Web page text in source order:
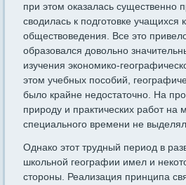
при этом оказалась существенно
сводилась к подготовке учащихся
обществоведения. Все это
образовался довольно
изучения экономико-
этом учебных пособий,
было крайне недостаточно. На
природу и практических работ на
специального времени не
Однако этот трудный период в
школьной географии имел и
стороны. Реализация принципа